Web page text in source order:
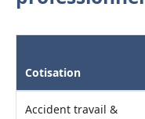
Cotisation
Accident travail &